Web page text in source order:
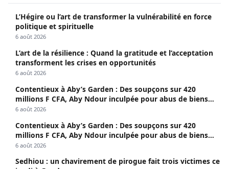
L’Hégire ou l’art de transformer la vulnérabilité en force
politique et spirituelle
6 août 2026
L’art de la résilience : Quand la gratitude et l’acceptation
transforment les crises en opportunités
6 août 2026
Contentieux à Aby’s Garden : Des soupçons sur 420
millions F CFA, Aby Ndour inculpée pour abus de biens
sociaux
6 août 2026
Contentieux à Aby’s Garden : Des soupçons sur 420
millions F CFA, Aby Ndour inculpée pour abus de biens
sociaux
6 août 2026
Sedhiou : un chavirement de pirogue fait trois victimes ce